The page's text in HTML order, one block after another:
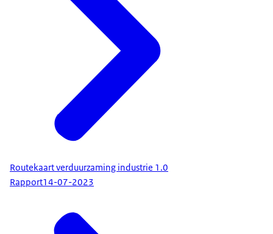
Routekaart verduurzaming industrie 1.0
Rapport14-07-2023